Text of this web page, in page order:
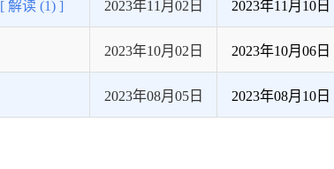
[ 解读 (1) ] 2023年11月02日 2023年11月10日
2023年10月02日 2023年10月06日
2023年08月05日 2023年08月10日